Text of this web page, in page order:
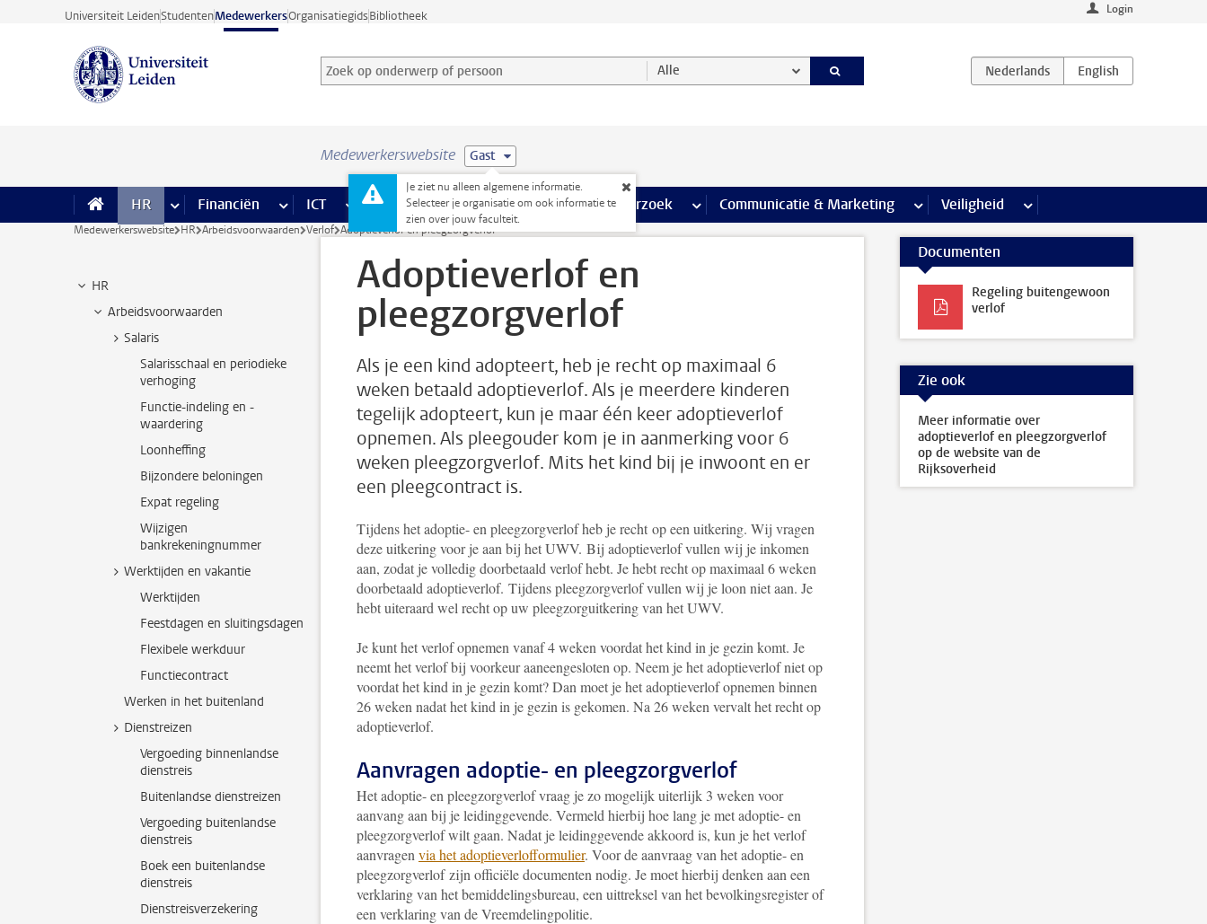
Ga direct naar de inhoud
Universiteit LeidenStudentenMedewerkersOrganisatiegidsBibliotheek Login
Zoek op onderwerp of persoon en selecteer categorie
Zoekterm Alle
Medewerkerswebsite Gast
Je ziet nu alleen algemene informatie.
Selecteer je organisatie om ook informatie te
zien over jouw faculteit.
HR meer HR pagina’s
Financiën meer Financiën pagina’s
ICT meer ICT pagina’s
Faciliteiten meer Faciliteiten pagina’s
Onderwijs meer Onderwijs pagina’s
Onderzoek meer Onderzoek pagina’s
Communicatie & Marketing meer Communicatie & Marketing pagina’s
Veiligheid meer Veiligheid pagina’s
Medewerkerswebsite HR Arbeidsvoorwaarden Verlof Adoptieverlof en pleegzorgverlof
HR
Arbeidsvoorwaarden
Salaris
Salarisschaal en periodieke
verhoging
Functie-indeling en -
waardering
Loonheffing
Bijzondere beloningen
Expat regeling
Wijzigen
bankrekeningnummer
Werktijden en vakantie
Werktijden
Feestdagen en sluitingsdagen
Flexibele werkduur
Functiecontract
Werken in het buitenland
Dienstreizen
Vergoeding binnenlandse
dienstreis
Buitenlandse dienstreizen
Vergoeding buitenlandse
dienstreis
Boek een buitenlandse
dienstreis
Dienstreisverzekering
Adoptieverlof en
pleegzorgverlof
Als je een kind adopteert, heb je recht op maximaal 6
weken betaald adoptieverlof. Als je meerdere kinderen
tegelijk adopteert, kun je maar één keer adoptieverlof
opnemen. Als pleegouder kom je in aanmerking voor 6
weken pleegzorgverlof. Mits het kind bij je inwoont en er
een pleegcontract is.
Tijdens het adoptie- en pleegzorgverlof heb je recht op een uitkering. Wij vragen
deze uitkering voor je aan bij het UWV. Bij adoptieverlof vullen wij je inkomen
aan, zodat je volledig doorbetaald verlof hebt. Je hebt recht op maximaal 6 weken
doorbetaald adoptieverlof. Tijdens pleegzorgverlof vullen wij je loon niet aan. Je
hebt uiteraard wel recht op uw pleegzorguitkering van het UWV.
Je kunt het verlof opnemen vanaf 4 weken voordat het kind in je gezin komt. Je
neemt het verlof bij voorkeur aaneengesloten op. Neem je het adoptieverlof niet op
voordat het kind in je gezin komt? Dan moet je het adoptieverlof opnemen binnen
26 weken nadat het kind in je gezin is gekomen. Na 26 weken vervalt het recht op
adoptieverlof.
Aanvragen adoptie- en pleegzorgverlof
Het adoptie- en pleegzorgverlof vraag je zo mogelijk uiterlijk 3 weken voor
aanvang aan bij je leidinggevende. Vermeld hierbij hoe lang je met adoptie- en
pleegzorgverlof wilt gaan. Nadat je leidinggevende akkoord is, kun je het verlof
aanvragen via het adoptieverlofformulier. Voor de aanvraag van het adoptie- en
pleegzorgverlof zijn officiële documenten nodig. Je moet hierbij denken aan een
verklaring van het bemiddelingsbureau, een uittreksel van het bevolkingsregister of
een verklaring van de Vreemdelingpolitie.
Documenten
Regeling buitengewoon
verlof
Zie ook
Meer informatie over
adoptieverlof en pleegzorgverlof
op de website van de
Rijksoverheid